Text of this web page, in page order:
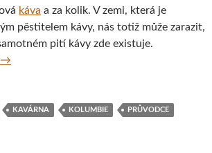
káva a za kolik. V zemi, která je
pěstitelem kávy, nás totiž může zarazit,
pití kávy zde existuje.
Kavárny v Bogotě – malý průvodce těmi
→
KAVÁRNA KOLUMBIE PRŮVODCE